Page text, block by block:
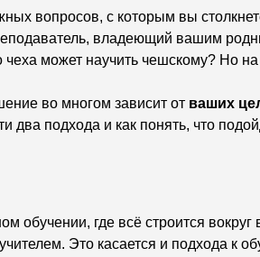
вопросов, с которым вы
владеющий вашим
может научить чешскому? Но на
во многом зависит от ваших
два подхода и как понять, что
где всё строится
Это касается и подхода к